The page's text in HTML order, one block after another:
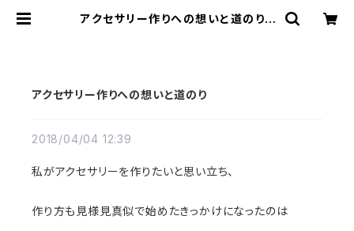
アクセサリー作りへの想いと道のり |
アクセサリー作りへの想いと道のり
2018/04/04 12:39
私がアクセサリーを作りたいと思い立ち、
作り方も見様見真似で始めたきっかけになったのは